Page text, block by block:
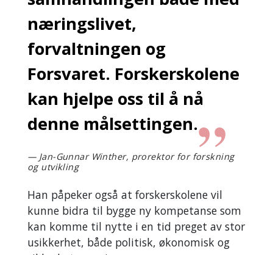
næringslivet,
forvaltningen og
Forsvaret. Forskerskolene
kan hjelpe oss til å nå
denne målsettingen.
Jan-Gunnar Winther, prorektor for forskning
og utvikling
Han påpeker også at forskerskolene vil
kunne bidra til bygge ny kompetanse som
kan komme til nytte i en tid preget av stor
usikkerhet, både politisk, økonomisk og